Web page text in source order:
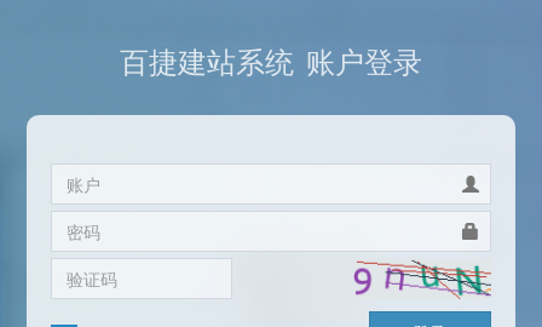
百捷建站系统 账户登录